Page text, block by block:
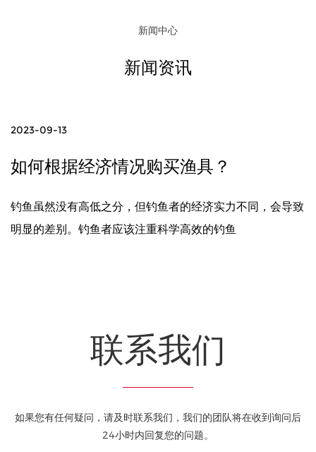
新闻中心
新闻资讯
2023-09-13
如何根据经济情况购买渔具？
钓鱼虽然没有高低之分，但钓鱼者的经济实力不同，会导致
明显的差别。钓鱼者应该注重科学高效的钓鱼
联系我们
如果您有任何疑问，请及时联系我们，我们的团队将在收到询问后
24小时内回复您的问题。